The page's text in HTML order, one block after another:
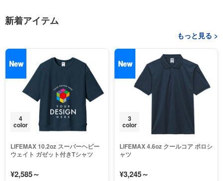
新着アイテム
もっと見る >
New
4
color
LIFEMAX 10.2oz スーパーヘビー
ウェイト ガゼット付きTシャツ
¥2,585～
New
3
color
LIFEMAX 4.6oz クールコア ポロシ
ャツ
¥3,245～